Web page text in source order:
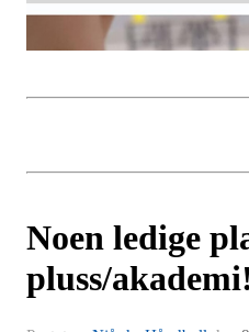
Noen ledige
pluss/akademi!